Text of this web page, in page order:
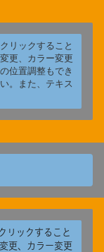
リックすること
更、カラー変更
位置調整もでき
。また、テキス
リックすること
更、カラー変更